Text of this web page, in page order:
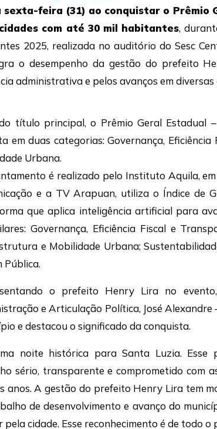
sexta-feira (31) ao conquistar o Prêmio
com até 30 mil habitantes,
2025, realizada no auditório do Sesc
o desempenho da gestão do prefeito
administrativa e pelos avanços em
título principal, o Prêmio Geral Estadual
em duas categorias: Governança,
Urbana.
é realizado pelo Instituto Aquila,
e a TV Arapuan, utiliza o Índice de
que aplica inteligência artificial para
Governança, Eficiência Fiscal e
e Mobilidade Urbana;
Pública.
o prefeito Henry Lira no
e Articulação Política, José
e destacou o significado da conquista.
noite histórica para Santa Luzia.
sério, transparente e comprometido com
anos. A gestão do prefeito Henry Lira tem
de desenvolvimento e avanço do
pela cidade. Esse reconhecimento é de todo o